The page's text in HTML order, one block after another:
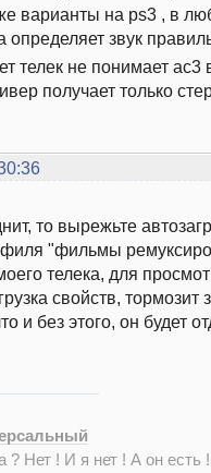
варианты на ps3 , в
определяет звук
телек не понимает ac3
получает только
то вырежьте
"фильмы
телека, для
свойств, тормозит
и без этого, он будет
? Нет ! И я нет ! А он есть